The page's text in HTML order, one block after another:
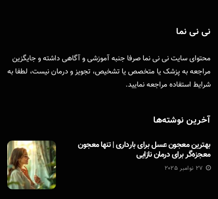
نی نی نما
محتوای سایت نی نی نما صرفا جنبه آموزشی و آگاهی داشته و جایگزین
مراجعه به پزشک یا متخصص یا تشخیص، تجویز و درمان نیست، لطفا به
شرایط استفاده مراجعه نمایید.
آخرین نوشته‌ها
بهترین معجون عسل برای بارداری | تنها معجون
معجزه‌گر برای درمان نازایی
27 نوامبر 2025